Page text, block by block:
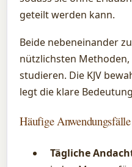
geteilt werden kann.
Beide nebeneinander
nützlichsten Methoden,
studieren. Die KJV
legt die klare
Häufige Anwendungsfälle
Tägliche